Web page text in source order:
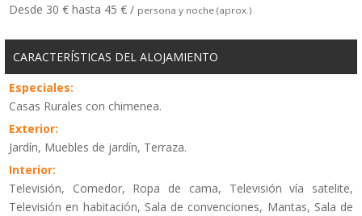
Desde 30 € hasta 45 € / persona y noche (aprox.)
CARACTERÍSTICAS DEL ALOJAMIENTO
Especiales:
Casas Rurales con chimenea.
Exterior:
Jardín, Muebles de jardín, Terraza.
Interior:
Televisión, Comedor, Ropa de cama, Televisión vía satelite,
Televisión en habitación, Sala de convenciones, Mantas, Sala de